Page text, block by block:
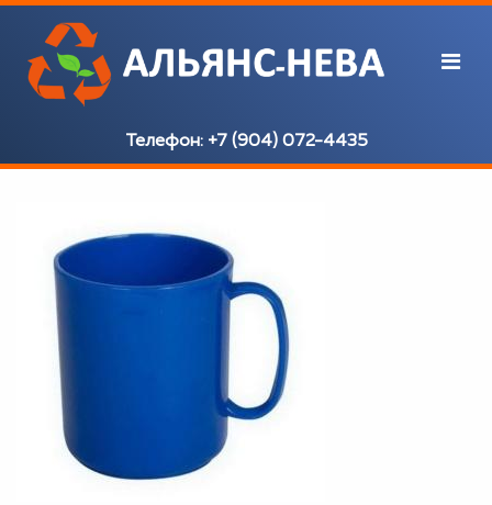
Телефон: +7 (904) 072-4435